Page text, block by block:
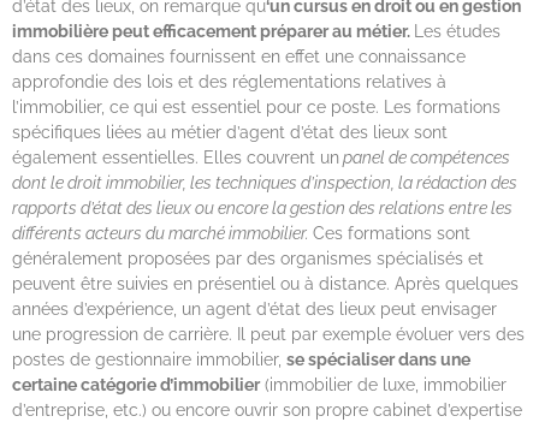
d’état des lieux, on remarque qu‘un cursus en droit ou en gestion
immobilière peut efficacement préparer au métier.
Les études
dans ces domaines fournissent en effet une connaissance
approfondie des lois et des réglementations relatives à
l’immobilier, ce qui est essentiel pour ce poste. Les formations
spécifiques liées au métier d’agent d’état des lieux sont
également essentielles. Elles couvrent unpanel de compétences
dont le droit immobilier, les techniques d’inspection, la rédaction des
rapports d’état des lieux ou encore la gestion des relations entre les
différents acteurs du marché immobilier. Ces formations sont
généralement proposées par des organismes spécialisés et
peuvent être suivies en présentiel ou à distance. Après quelques
années d’expérience, un agent d’état des lieux peut envisager
une progression de carrière. Il peut par exemple évoluer vers des
postes de gestionnaire immobilier, se spécialiser dans une
certaine catégorie d’immobilier(immobilier de luxe, immobilier
d’entreprise, etc.) ou encore ouvrir son propre cabinet d’expertise